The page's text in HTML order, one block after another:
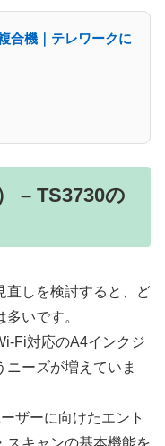
合機｜テレワークに
– TS3730の
直しを検討すると、ど
いです。
Fi対応のA4インクジ
ニーズが増えていま
ザーに向けたエント
スキャンの基本機能を